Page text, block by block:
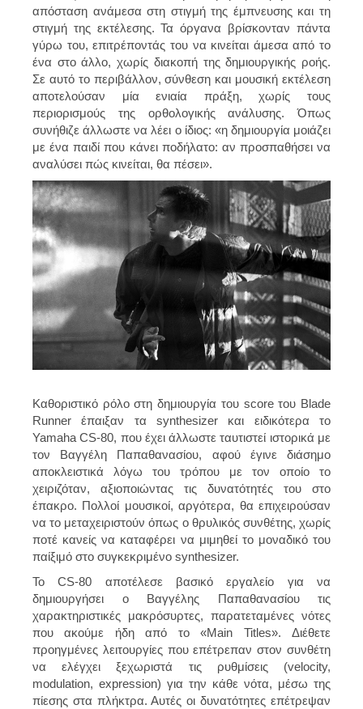
απόσταση ανάμεσα στη στιγμή της έμπνευσης και τη
στιγμή της εκτέλεσης. Τα όργανα βρίσκονταν πάντα
γύρω του, επιτρέποντάς του να κινείται άμεσα από το
ένα στο άλλο, χωρίς διακοπή της δημιουργικής ροής.
Σε αυτό το περιβάλλον, σύνθεση και μουσική εκτέλεση
αποτελούσαν μία ενιαία πράξη, χωρίς τους
περιορισμούς της ορθολογικής ανάλυσης. Όπως
συνήθιζε άλλωστε να λέει ο ίδιος: «η δημιουργία μοιάζει
με ένα παιδί που κάνει ποδήλατο: αν προσπαθήσει να
αναλύσει πώς κινείται, θα πέσει».
Καθοριστικό ρόλο στη δημιουργία του score του Blade
Runner έπαιξαν τα synthesizer και ειδικότερα το
Yamaha CS-80, που έχει άλλωστε ταυτιστεί ιστορικά με
τον Βαγγέλη Παπαθανασίου, αφού έγινε διάσημο
αποκλειστικά λόγω του τρόπου με τον οποίο το
χειριζόταν, αξιοποιώντας τις δυνατότητές του στο
έπακρο. Πολλοί μουσικοί, αργότερα, θα επιχειρούσαν
να το μεταχειριστούν όπως ο θρυλικός συνθέτης, χωρίς
ποτέ κανείς να καταφέρει να μιμηθεί το μοναδικό του
παίξιμό στο συγκεκριμένο synthesizer.
Το CS-80 αποτέλεσε βασικό εργαλείο για να
δημιουργήσει ο Βαγγέλης Παπαθανασίου τις
χαρακτηριστικές μακρόσυρτες, παρατεταμένες νότες
που ακούμε ήδη από το «Main Titles». Διέθετε
προηγμένες λειτουργίες που επέτρεπαν στον συνθέτη
να ελέγχει ξεχωριστά τις ρυθμίσεις (velocity,
modulation, expression) για την κάθε νότα, μέσω της
πίεσης στα πλήκτρα. Αυτές οι δυνατότητες επέτρεψαν